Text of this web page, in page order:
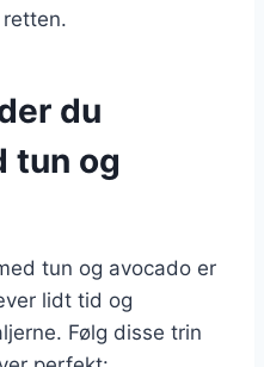
du
tun og
tun og avocado er
lidt tid og
Følg disse trin